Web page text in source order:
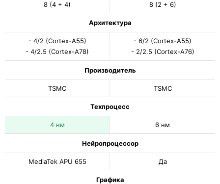
8 (4 + 4) 8 (2 + 6)
Архитектура
- 4/2 (Cortex-A55)
- 4/2.5 (Cortex-A78)
- 6/2 (Cortex-A55)
- 2/2.5 (Cortex-A76)
Производитель
TSMC TSMC
Техпроцесс
4 нм 6 нм
Нейропроцессор
MediaTek APU 655 Да
Графика